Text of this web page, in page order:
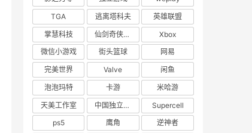
TGA
逃离塔科夫
英雄联盟
掌慧科技
仙剑奇侠传四
Xbox
微信小游戏
街头篮球
网易
完美世界
Valve
闲鱼
泡泡玛特
卡游
米哈游
天美工作室
中国独立游戏联盟
Supercell
ps5
鹰角
逆神者